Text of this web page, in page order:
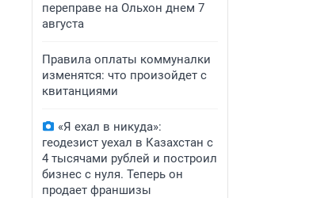
переправе на Ольхон днем 7
августа
Правила оплаты коммуналки
изменятся: что произойдет с
квитанциями
«Я ехал в никуда»:
геодезист уехал в Казахстан с
4 тысячами рублей и построил
бизнес с нуля. Теперь он
продает франшизы